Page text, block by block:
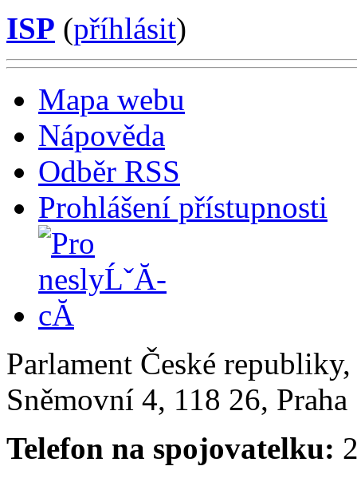
ISP (příhlásit)
Mapa webu
Nápověda
Odběr RSS
Prohlášení přístupnosti
Parlament České
Sněmovní 4, 118 26,
Telefon na spojovatelku: